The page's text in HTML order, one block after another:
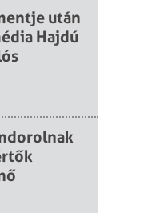
után
Hajdú